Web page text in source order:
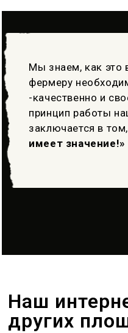
Мы знаем, как это
фермеру
-качественно и
принцип работы
заключается в
имеет значение!»
Наш
других